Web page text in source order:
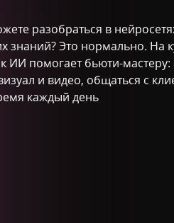
разобраться в
знаний? Это нормально. На
ИИ помогает бьюти-мастеру:
и видео, общаться с
каждый день